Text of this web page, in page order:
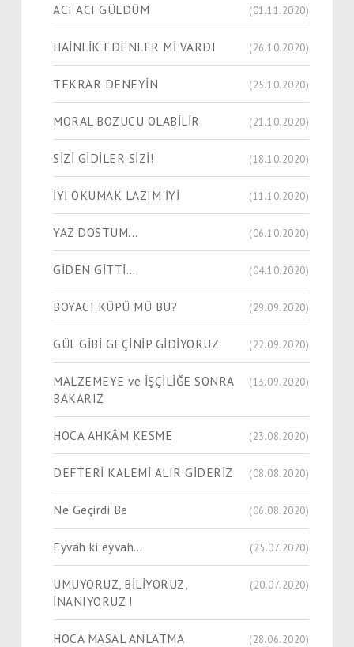
ACI ACI GÜLDÜM (01.11.2020)
HAİNLİK EDENLER Mİ VARDI (26.10.2020)
TEKRAR DENEYİN (25.10.2020)
MORAL BOZUCU OLABİLİR (21.10.2020)
SİZİ GİDİLER SİZİ! (18.10.2020)
İYİ OKUMAK LAZIM İYİ (11.10.2020)
YAZ DOSTUM... (06.10.2020)
GİDEN GİTTİ… (04.10.2020)
BOYACI KÜPÜ MÜ BU? (29.09.2020)
GÜL GİBİ GEÇİNİP GİDİYORUZ (22.09.2020)
MALZEMEYE ve İŞÇİLİĞE SONRA
BAKARIZ
(13.09.2020)
HOCA AHKÂM KESME (23.08.2020)
DEFTERİ KALEMİ ALIR GİDERİZ (08.08.2020)
Ne Geçirdi Be (06.08.2020)
Eyvah ki eyvah… (25.07.2020)
UMUYORUZ, BİLİYORUZ,
İNANIYORUZ !
(20.07.2020)
HOCA MASAL ANLATMA (28.06.2020)